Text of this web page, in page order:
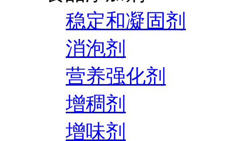
稳定和凝固剂
消泡剂
营养强化剂
增稠剂
增味剂